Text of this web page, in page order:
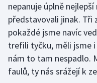
nepanuje úplně
představovali jinak. Tři
pokaždé jsme navíc
trefili tyčku, měli jsme
nám to tam nespadlo.
faulů, ty nás srážejí k